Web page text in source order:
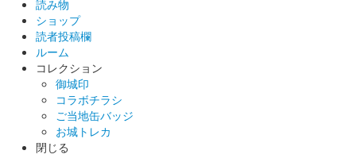
読み物
ショップ
読者投稿欄
ルーム
コレクション
御城印
コラボチラシ
ご当地缶バッジ
お城トレカ
閉じる